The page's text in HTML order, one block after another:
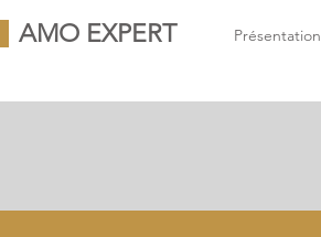
AMO EXPERT Présentation